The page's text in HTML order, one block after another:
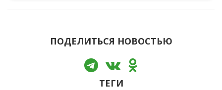
ПОДЕЛИТЬСЯ НОВОСТЬЮ
ТЕГИ